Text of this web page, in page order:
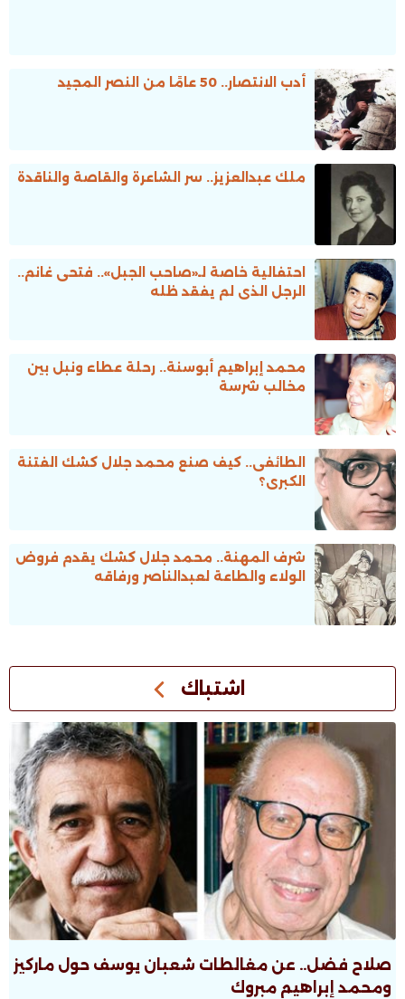
أدب الانتصار.. 50 عامًا من النصر المجيد
ملك عبدالعزيز.. سر الشاعرة والقاصة والناقدة
احتفالية خاصة لـ«صاحب الجبل».. فتحى غانم..
الرجل الذى لم يفقد ظله
محمد إبراهيم أبوسنة.. رحلة عطاء ونبل بين
مخالب شرسة
الطائفى.. كيف صنع محمد جلال كشك الفتنة
الكبرى؟
شرف المهنة.. محمد جلال كشك يقدم فروض
الولاء والطاعة لعبدالناصر ورفاقه
اشتباك
صلاح فضل.. عن مغالطات شعبان يوسف حول ماركيز
ومحمد إبراهيم مبروك